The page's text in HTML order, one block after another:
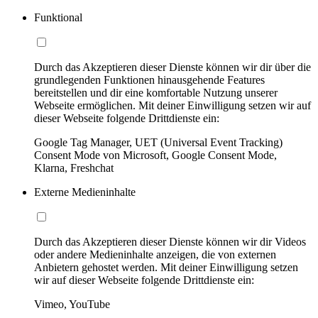
Funktional
Durch das Akzeptieren dieser Dienste können wir dir über die
grundlegenden Funktionen hinausgehende Features
bereitstellen und dir eine komfortable Nutzung unserer
Webseite ermöglichen. Mit deiner Einwilligung setzen wir auf
dieser Webseite folgende Drittdienste ein:
Google Tag Manager, UET (Universal Event Tracking)
Consent Mode von Microsoft, Google Consent Mode,
Klarna, Freshchat
Externe Medieninhalte
Durch das Akzeptieren dieser Dienste können wir dir Videos
oder andere Medieninhalte anzeigen, die von externen
Anbietern gehostet werden. Mit deiner Einwilligung setzen
wir auf dieser Webseite folgende Drittdienste ein:
Vimeo, YouTube